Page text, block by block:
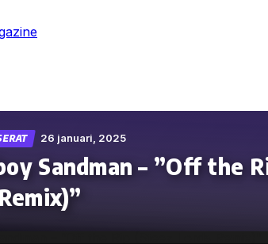
26 januari, 2025
Sandman – ”Off the